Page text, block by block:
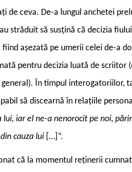
de ceva. De-a lungul anchetei
străduit să susțină că decizia
așezată pe umerii celei de-a
pentru decizia luată de scriitor
În timpul interogatoriilor,
să discearnă în relațiile
lui, iar el ne-a nenorocit pe noi,
cauza lui … “.
că la momentul reținerii